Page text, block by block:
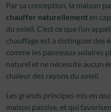
Par sa conception, la maison
chauffer naturellement en
du soleil. C’est ce que l’on
chauffage est à distinguer des
comme les panneaux solaires
naturel et ne nécessite aucun
chaleur des rayons du soleil.
Les grands principes mis en
maison passive, et qui